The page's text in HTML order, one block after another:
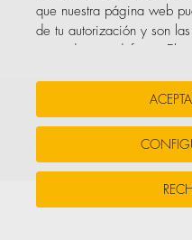
© Todos los derechos
que nuestra página web
de tu autorización y son
personales.
Puedes aceptar todas
ACEPTAR TODO o